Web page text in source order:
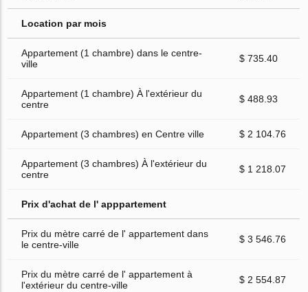
Location par mois
Appartement (1 chambre) dans le centre-
ville
$ 735.40
Appartement (1 chambre) À l'extérieur du
centre
$ 488.93
Appartement (3 chambres) en Centre ville $ 2 104.76
Appartement (3 chambres) À l'extérieur du
centre
$ 1 218.07
Prix d'achat de l' apppartement
Prix du mètre carré de l' appartement dans
le centre-ville
$ 3 546.76
Prix du mètre carré de l' appartement à
l'extérieur du centre-ville
$ 2 554.87